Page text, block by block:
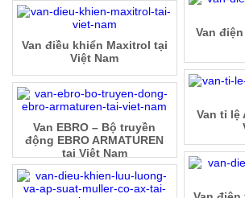
Van
Van điều khiển Maxitrol tại
Việt Nam
Van tỉ lệ
Van EBRO – Bộ truyền
động EBRO ARMATUREN
tại Việt Nam